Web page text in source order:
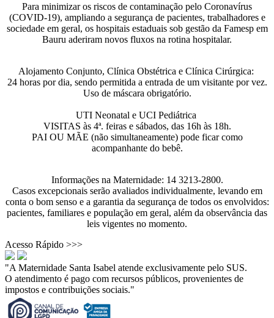
Para minimizar os riscos de contaminação pelo Coronavírus
(COVID-19), ampliando a segurança de pacientes, trabalhadores e
sociedade em geral, os hospitais estaduais sob gestão da Famesp em
Bauru aderiram novos fluxos na rotina hospitalar.
Alojamento Conjunto, Clínica Obstétrica e Clínica Cirúrgica:
24 horas por dia, sendo permitida a entrada de um visitante por vez.
Uso de máscara obrigatório.
UTI Neonatal e UCI Pediátrica
VISITAS às 4ª. feiras e sábados, das 16h às 18h.
PAI OU MÃE (não simultaneamente) pode ficar como
acompanhante do bebê.
Informações na Maternidade: 14 3213-2800.
Casos excepcionais serão avaliados individualmente, levando em
conta o bom senso e a garantia da segurança de todos os envolvidos:
pacientes, familiares e população em geral, além da observância das
leis vigentes no momento.
Acesso Rápido >>>
"A Maternidade Santa Isabel atende exclusivamente pelo SUS.
O atendimento é pago com recursos públicos, provenientes de
impostos e contribuições sociais."